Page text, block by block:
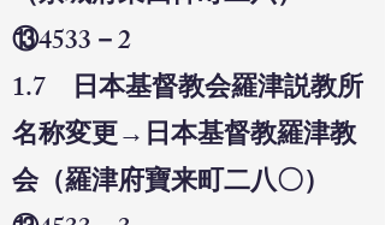
⑬4533－2
1.7 日本基督教会羅津説教所
名称変更→日本基督教羅津教
会（羅津府寶来町二八〇）